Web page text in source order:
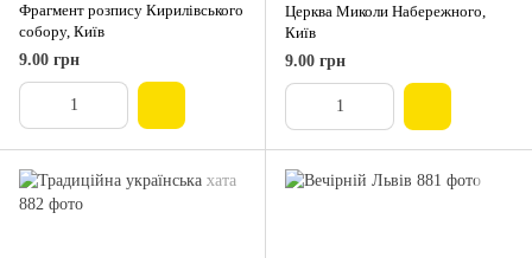
Фрагмент розпису Кирилівського
собору, Київ
9.00 грн
Церква Миколи Набережного,
Київ
9.00 грн